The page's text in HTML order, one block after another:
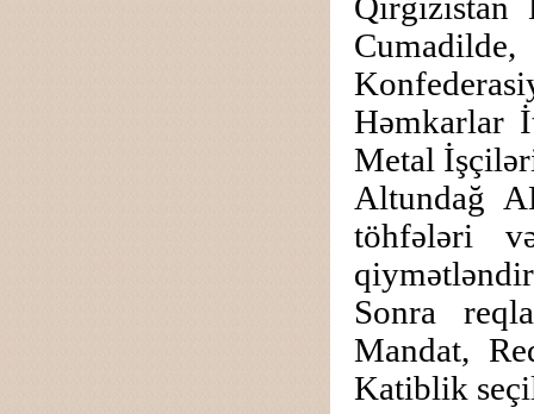
Həmkarlar
Metal
Altundağ
töhfələri
Sonra
Mandat,
Katiblik